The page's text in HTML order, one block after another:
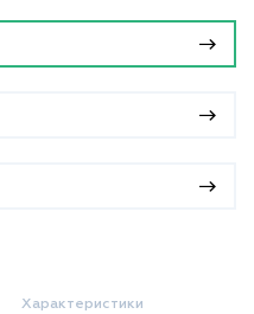
Характеристики